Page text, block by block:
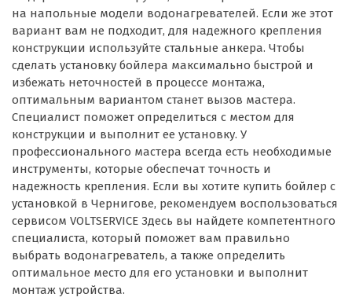
на напольные модели водонагревателей. Если же этот
вариант вам не подходит, для надежного крепления
конструкции используйте стальные анкера. Чтобы
сделать установку бойлера максимально быстрой и
избежать неточностей в процессе монтажа,
оптимальным вариантом станет вызов мастера.
Специалист поможет определиться с местом для
конструкции и выполнит ее установку. У
профессионального мастера всегда есть необходимые
инструменты, которые обеспечат точность и
надежность крепления. Если вы хотите купить бойлер с
установкой в Чернигове, рекомендуем воспользоваться
сервисом VOLTSERVICE Здесь вы найдете компетентного
специалиста, который поможет вам правильно
выбрать водонагреватель, а также определить
оптимальное место для его установки и выполнит
монтаж устройства.